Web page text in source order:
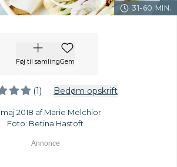
31-60 MIN.
Føj til samlingGem
(1) Bedøm opskrift
maj 2018 af Marie Melchior
Foto: Betina Hastoft